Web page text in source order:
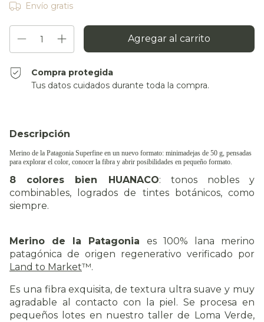
Envío gratis
Compra protegida
Tus datos cuidados durante toda la compra.
Descripción
Merino de la Patagonia Superfine en un nuevo formato: minimadejas de 50 g, pensadas
para explorar el color, conocer la fibra y abrir posibilidades en pequeño formato.
8 colores bien HUANACO: tonos nobles y
combinables, logrados de tintes botánicos, como
siempre.
Merino de la Patagonia es 100% lana merino
patagónica de origen regenerativo verificado por
Land to Market™.
Es una fibra exquisita, de textura ultra suave y muy
agradable al contacto con la piel. Se procesa en
pequeños lotes en nuestro taller de Loma Verde,